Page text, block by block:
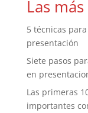
Las
5 técnicas
presentación
Siete pasos
en
Las primeras
importantes